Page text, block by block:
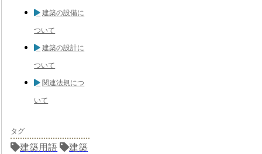
建築の設備に
ついて
建築の設計に
ついて
関連法規につ
いて
タグ
建築用語
建築